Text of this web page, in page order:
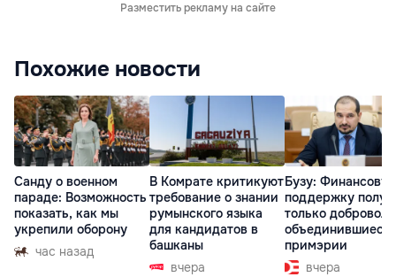
Разместить рекламу на сайте
Похожие новости
Санду о военном
параде: Возможность
показать, как мы
укрепили оборону
час назад
В Комрате критикуют
требование о знании
румынского языка
для кандидатов в
башканы
вчера
Бузу:
поддержку
только
объединившиеся
примэрии
вчера